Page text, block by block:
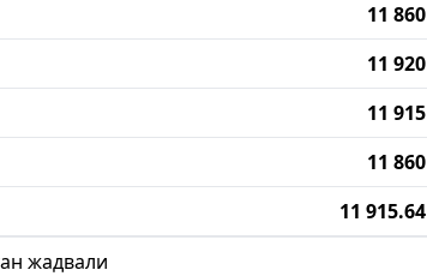
11 860
11 920
11 915
11 860
11 915.64
жадвали